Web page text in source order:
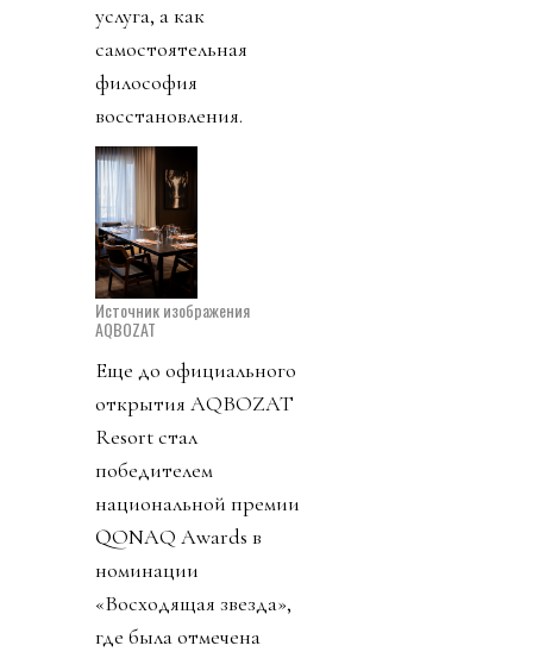
услуга, а как
самостоятельная
философия
восстановления.
Источник изображения
AQBOZAT
Еще до официального
открытия AQBOZAT
Resort стал
победителем
национальной премии
QONAQ Awards в
номинации
«Восходящая звезда»,
где была отмечена